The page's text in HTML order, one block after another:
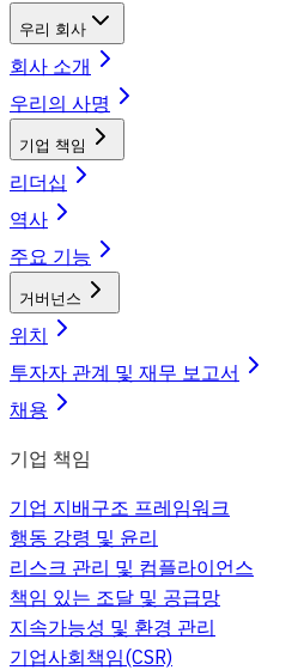
우리 회사
회사 소개
우리의 사명
기업 책임
리더십
역사
주요 기능
거버넌스
위치
투자자 관계 및 재무 보고서
채용
기업 책임
기업 지배구조 프레임워크
행동 강령 및 윤리
리스크 관리 및 컴플라이언스
책임 있는 조달 및 공급망
지속가능성 및 환경 관리
기업사회책임(CSR)